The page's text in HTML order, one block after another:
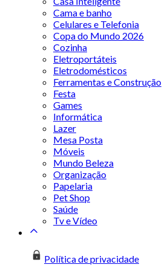
Cama e banho
Celulares e Telefonia
Copa do Mundo 2026
Cozinha
Eletroportáteis
Eletrodomésticos
Ferramentas e Construção
Festa
Games
Informática
Lazer
Mesa Posta
Móveis
Mundo Beleza
Organização
Papelaria
Pet Shop
Saúde
Tv e Vídeo
Política de privacidade